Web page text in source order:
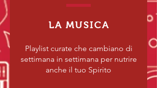
LA MUSICA
Playlist curate che cambiano di
settimana in settimana per nutrire
anche il tuo Spirito